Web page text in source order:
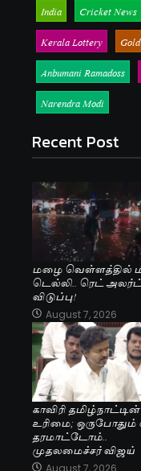
India
Cricket News
Kerala Lottery
Anbumani Ramadoss
Narendra Modi
Recent Post
மழை வெள்ளத்தில்
டெல்லி.. ரெட் அலர்ட்
விடுப்பு!
August 7, 2026
காவிரி தமிழ்நாட்டின்
உரிமை; ஒருபோதும்
தரமாட்டோம்..
முதலமைச்சர் விஜய்
August 7, 2026